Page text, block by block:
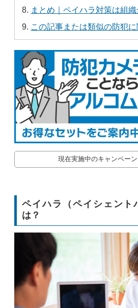
まとめ｜ペイハラ対策は組
この記事または類似の防犯
現在実施中のキャンペーン
ペイハラ（ペイシェント
は？